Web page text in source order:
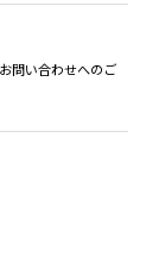
問い合わせへのご